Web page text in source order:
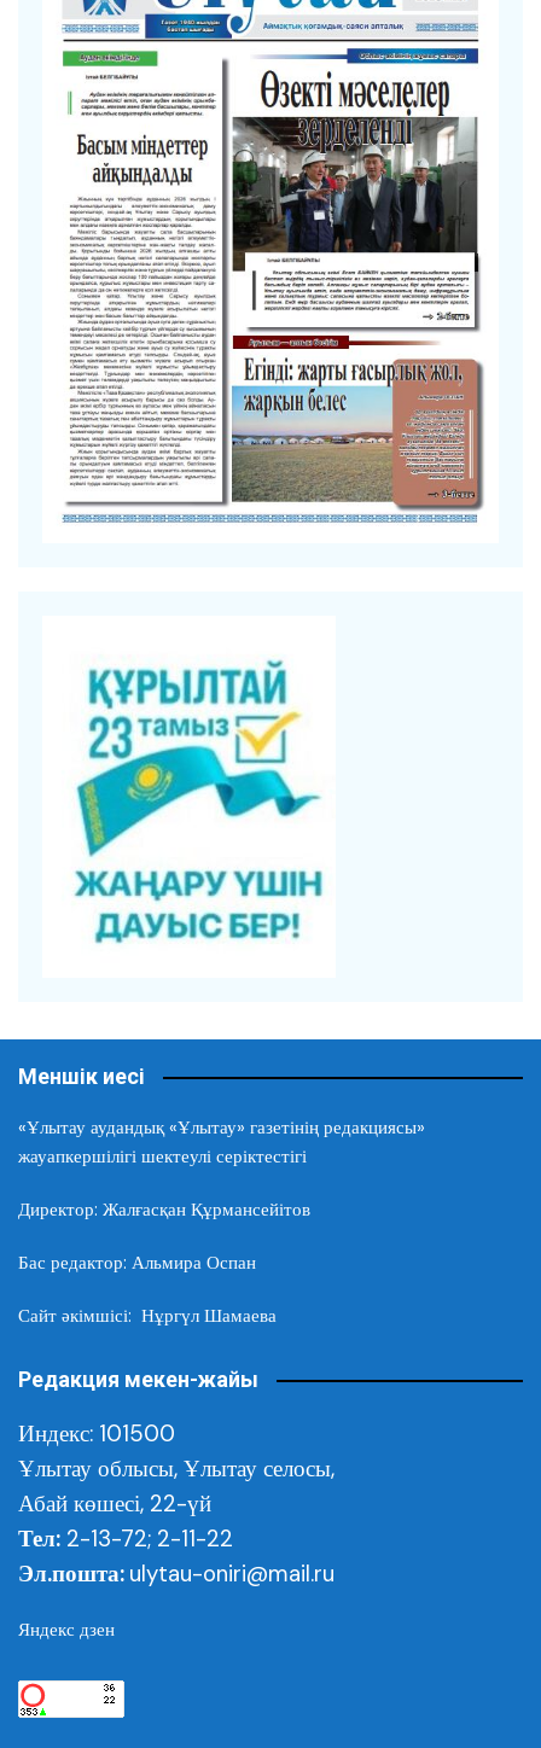
Меншік иесі
«Ұлытау аудандық «Ұлытау» газетінің редакциясы»
жауапкершілігі шектеулі серіктестігі
Директор: Жалғасқан Құрмансейітов
Бас редактор: Альмира Оспан
Сайт әкімшісі: Нұргүл Шамаева
Редакция мекен-жайы
Индекс: 101500
Ұлытау облысы, Ұлытау селосы,
Абай көшесі, 22-үй
Тел: 2-13-72; 2-11-22
Эл.пошта: ulytau-oniri@mail.ru
Яндекс дзен